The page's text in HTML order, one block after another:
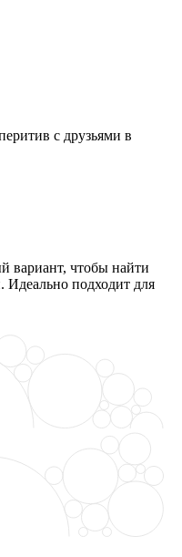
с друзьями в
чтобы найти
Идеально подходит для